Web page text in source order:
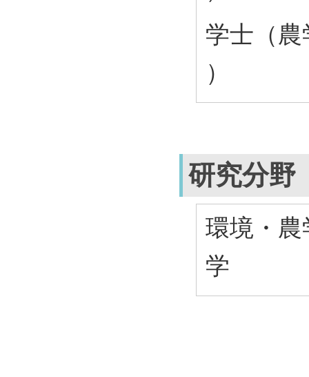
学士（
）
研究分野
環境・
学